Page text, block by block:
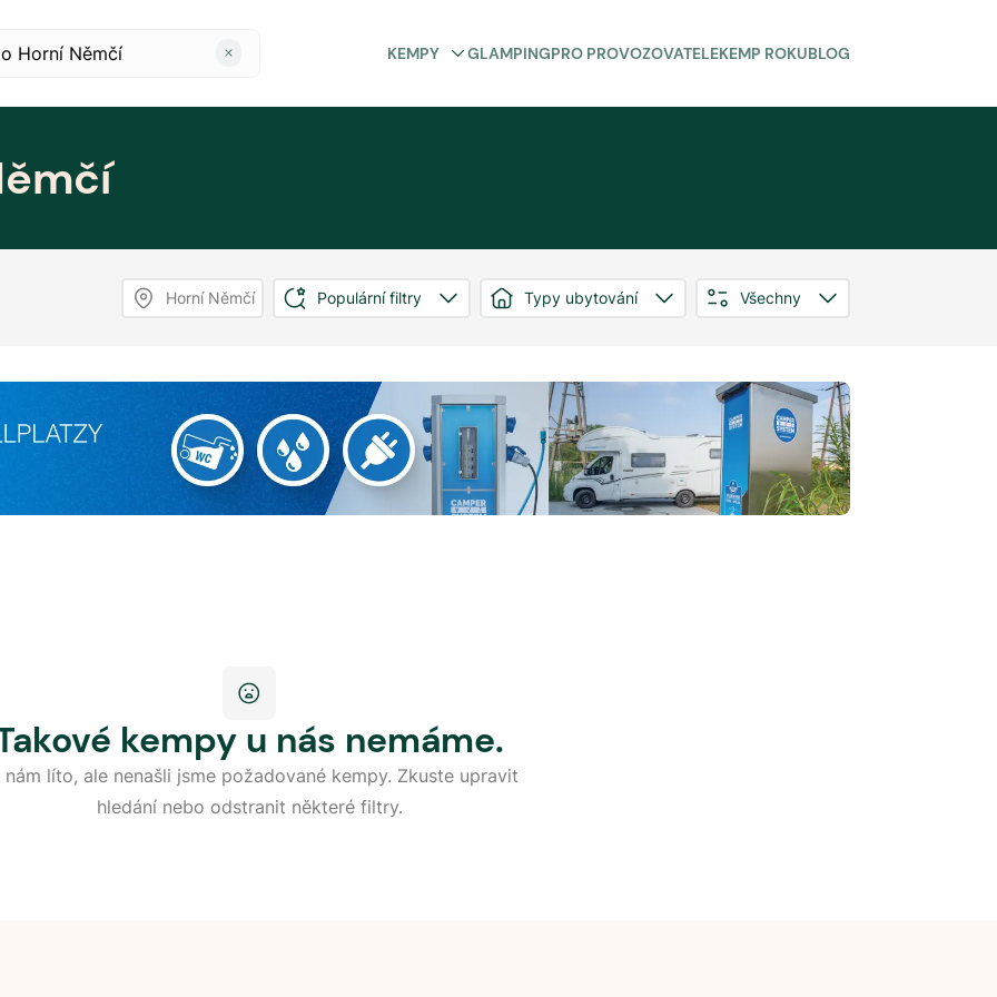
KEMPY GLAMPINGPRO PROVOZOVATELEKEMP ROKUBLOG
Horní Němčí Populární filtry Typy ubytování Všechny
kempy u nás nemáme.
nám líto, ale nenašli jsme požadované kempy. Zkuste upravit
hledání nebo odstranit některé filtry.